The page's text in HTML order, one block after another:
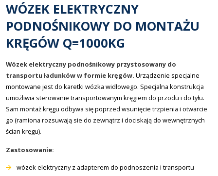
WÓZEK ELEKTRYCZNY
PODNOŚNIKOWY DO MONTAŻU
KRĘGÓW Q=1000KG
Wózek elektryczny podnośnikowy przystosowany do
transportu ładunków w formie kręgów. Urządzenie specjalne
montowane jest do karetki wózka widłowego. Specjalna konstrukcja
umożliwia sterowanie transportowanym kręgiem do przodu i do tyłu.
Sam montaż kręgu odbywa się poprzed wsunięcie trzpienia i otwarcie
go (ramiona rozsuwają sie do zewnątrz i dociskają do wewnętrznych
ścian kręgu).
Zastosowanie:
wózek elektryczny z adapterem do podnoszenia i transportu